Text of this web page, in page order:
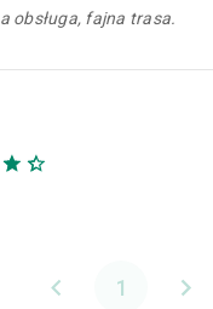
obsługa, fajna trasa.
1